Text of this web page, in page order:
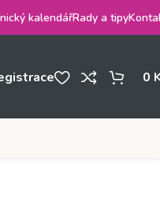
kalendářRady a tipy
0